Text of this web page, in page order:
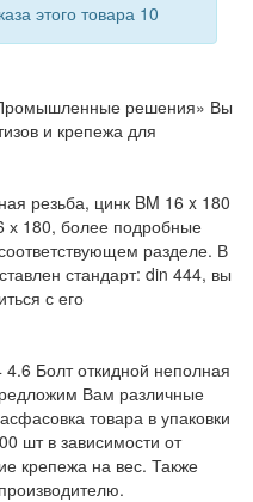
этого товара 10
решения» Вы
и крепежа для
резьба, цинк BM 16 x 180
х 180, более подробные
разделе. В
стандарт: din 444, вы
с его
Болт откидной неполная
Вам различные
товара в упаковки
шт в зависимости от
крепежа на вес. Также